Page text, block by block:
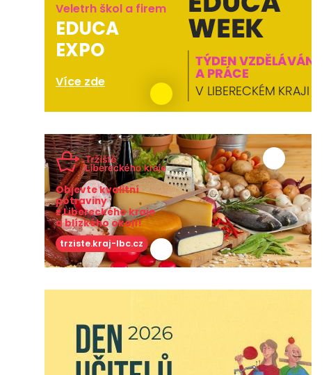
Veletrh škol a firem
EDUCA
EXPO
Více zde
Objevte kvalitní
potraviny
z Libereckého kraje
a blízkého okolí!
trziste.kraj-lbc.cz